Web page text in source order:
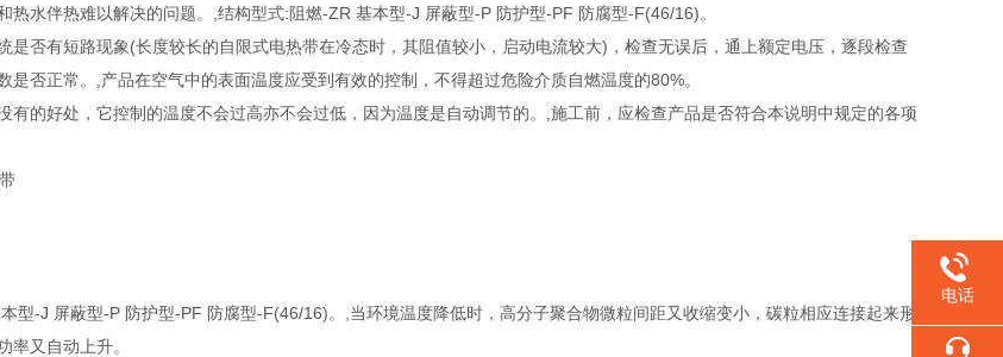
热水伴热难以解决的问题。,结构型式:阻燃-ZR 基本型-J 屏蔽型-P 防护型-PF 防腐型-F(46/16)。
是否有短路现象(长度较长的自限式电热带在冷态时，其阻值较小，启动电流较大)，检查无误后，通上额定电压，逐段检查
是否正常。,产品在空气中的表面温度应受到有效的控制，不得超过危险介质自燃温度的80%。
有的好处，它控制的温度不会过高亦不会过低，因为温度是自动调节的。,施工前，应检查产品是否符合本说明中规定的各项
型-J 屏蔽型-P 防护型-PF 防腐型-F(46/16)。,当环境温度降低时，高分子聚合物微粒间距又收缩变小，碳粒相应连接起来形
率又自动上升。
电话